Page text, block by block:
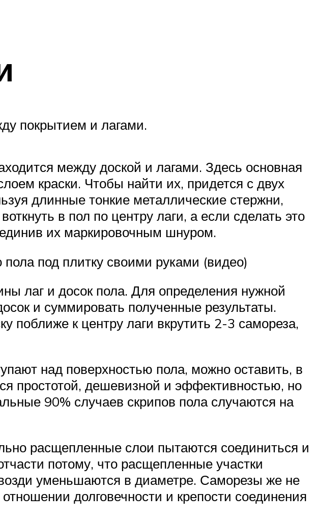
покрытием и лагами.
между доской и лагами. Здесь основная
краски. Чтобы найти их, придется с двух
длинные тонкие металлические стержни,
в пол по центру лаги, а если сделать это
их маркировочным шнуром.
пола под плитку своими руками (видео)
лаг и досок пола. Для определения нужной
и суммировать полученные результаты.
поближе к центру лаги вкрутить 2-3 самореза,
над поверхностью пола, можно оставить, в
простотой, дешевизной и эффективностью, но
90% случаев скрипов пола случаются на
расщепленные слои пытаются соединиться и
потому, что расщепленные участки
уменьшаются в диаметре. Саморезы же не
долговечности и крепости соединения